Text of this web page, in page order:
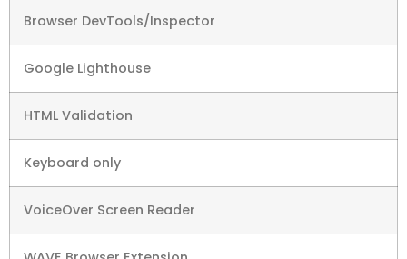
Browser DevTools/Inspector
Google Lighthouse
HTML Validation
Keyboard only
VoiceOver Screen Reader